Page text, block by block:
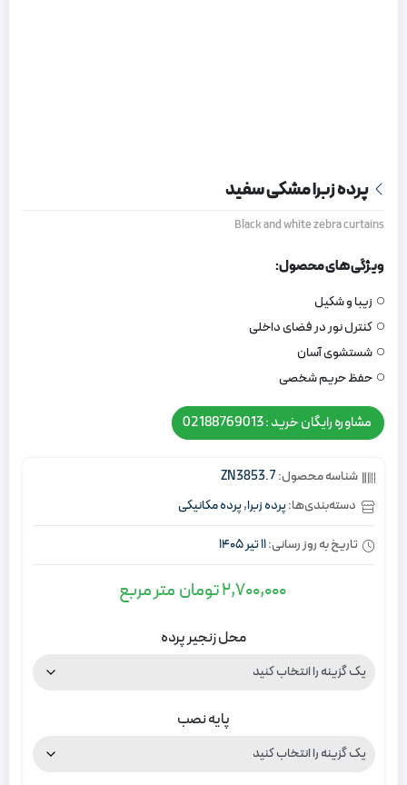
پرده زبرا مشکی سفید
Black and white zebra curtains
ویژگی های محصول:
زیبا و شکیل
کنترل نور در فضای داخلی
شستشوی آسان
حفظ حریم شخصی
مشاوره رایگان خرید : 02188769013
شناسه محصول:ZN3853.7
دسته‌بندی‌ها:پرده زبرا,پرده مکانیکی
تاریخ به روز رسانی:11 تیر 1405
2,700,000تومان متر مربع
محل زنجیر پرده
پایه نصب